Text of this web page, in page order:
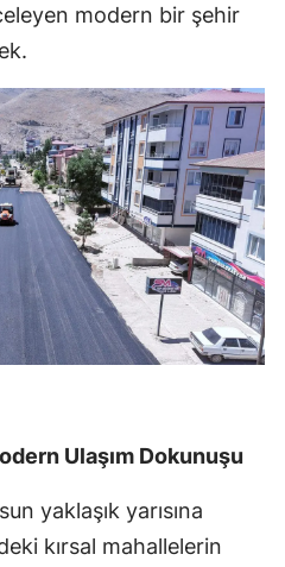
modern bir şehir
Ulaşım Dokunuşu
yaklaşık yarısına
kırsal mahallelerin